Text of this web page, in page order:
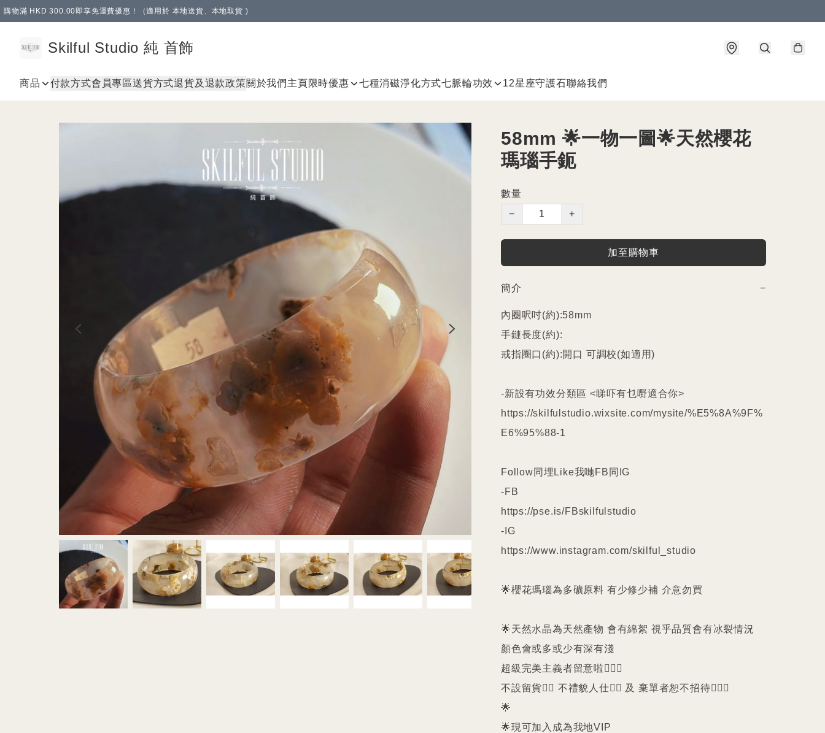
購物滿 HKD 300.00即享免運費優惠！（適用於 本地送貨、本地取貨 )
Skilful Studio 純 首飾
商品 付款方式會員專區送貨方式退貨及退款政策關於我們 主頁限時優惠 七種消磁淨化方式七脈輪功效 12星座守護石聯絡我們
58mm 🌟一物一圖🌟天然櫻花
瑪瑙手鈪
數量
−
+
加至購物車
簡介 −
內圈呎吋(約):58mm
手鏈長度(約):
戒指圈口(約):開口 可調校(如適用)
-新設有功效分類區 <睇吓有乜嘢適合你>
https://skilfulstudio.wixsite.com/mysite/%E5%8A%9F%
E6%95%88-1
Follow同埋Like我哋FB同IG
-FB
https://pse.is/FBskilfulstudio
-IG
https://www.instagram.com/skilful_studio
🌟櫻花瑪瑙為多礦原料 有少修少補 介意勿買
🌟天然水晶為天然產物 會有綿絮 視乎品質會有冰裂情況
顏色會或多或少有深有淺
超級完美主義者留意啦🙇🏻‍♀️
不設留貨🙅‍♀️ 不禮貌人仕🙅‍♀️ 及 棄單者恕不招待🙇🏻‍♀️
🌟
🌟現可加入成為我地VIP